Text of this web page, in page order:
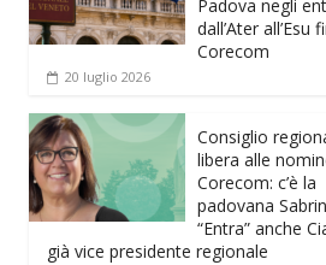
o
k
p
p
g
er
dI
n
vi
di
Padova negli
dall’Ater all’Esu
Corecom
20 luglio 2026
Consiglio
libera alle
Corecom: c’è la
padovana
“Entra” anche
già vice presidente regionale